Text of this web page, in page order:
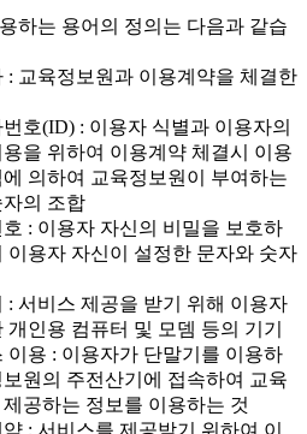
하는 용어의 정의는 다음과 같습
교육정보원과 이용계약을 체결한
호(ID) : 이용자 식별과 이용자의
을 위하여 이용계약 체결시 이용
의하여 교육정보원이 부여하는
의 조합
: 이용자 자신의 비밀을 보호하
이용자 자신이 설정한 문자와 숫자
서비스 제공을 받기 위해 이용자
개인용 컴퓨터 및 모뎀 등의 기기
용 : 이용자가 단말기를 이용하
원의 주전산기에 접속하여 교육
공하는 정보를 이용하는 것